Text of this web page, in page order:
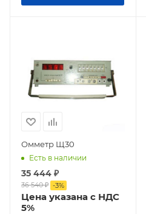
Омметр Щ30
Есть в наличии
35 444 ₽
36 540₽ -3%
Цена указана с НДС
5%